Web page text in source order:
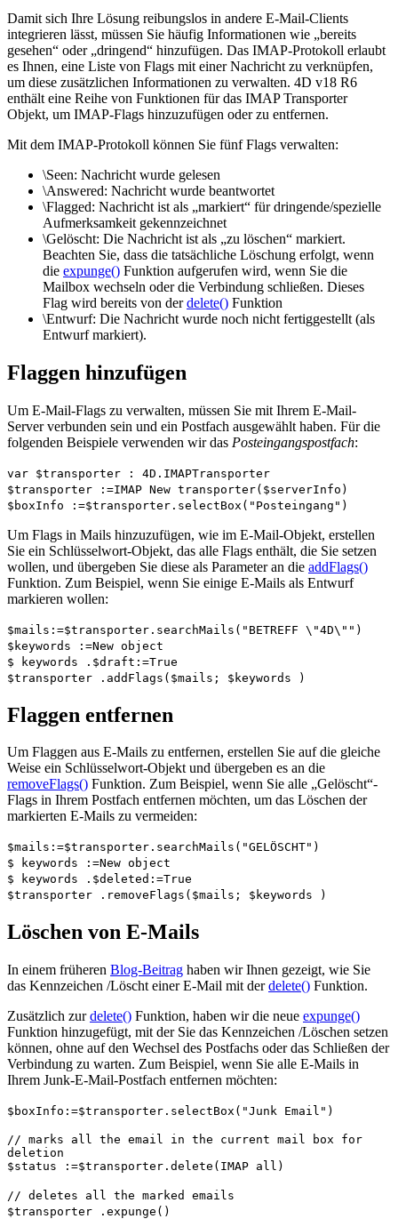
Damit sich Ihre Lösung reibungslos in andere E-Mail-Clients
integrieren lässt, müssen Sie häufig Informationen wie „bereits
gesehen“ oder „dringend“ hinzufügen. Das IMAP-Protokoll erlaubt
es Ihnen, eine Liste von Flags mit einer Nachricht zu verknüpfen,
um diese zusätzlichen Informationen zu verwalten. 4D v18 R6
enthält eine Reihe von Funktionen für das IMAP Transporter
Objekt, um IMAP-Flags hinzuzufügen oder zu entfernen.
Mit dem IMAP-Protokoll können Sie fünf Flags verwalten:
\Seen: Nachricht wurde gelesen
\Answered: Nachricht wurde beantwortet
\Flagged: Nachricht ist als „markiert“ für dringende/spezielle
Aufmerksamkeit gekennzeichnet
\Gelöscht: Die Nachricht ist als „zu löschen“ markiert.
Beachten Sie, dass die tatsächliche Löschung erfolgt, wenn
die expunge() Funktion aufgerufen wird, wenn Sie die
Mailbox wechseln oder die Verbindung schließen. Dieses
Flag wird bereits von derdelete() Funktion
\Entwurf: Die Nachricht wurde noch nicht fertiggestellt (als
Entwurf markiert).
Flaggen hinzufügen
Um E-Mail-Flags zu verwalten, müssen Sie mit Ihrem E-Mail-
Server verbunden sein und ein Postfach ausgewählt haben. Für die
folgenden Beispiele verwenden wir das Posteingangspostfach:
var $transporter : 4D . IMAPTransporter
$transporter :=IMAP New transporter( $serverInfo )
$boxInfo :=$transporter . selectBox ("Posteingang")
Um Flags in Mails hinzuzufügen, wie im E-Mail-Objekt, erstellen
Sie ein Schlüsselwort-Objekt, das alle Flags enthält, die Sie setzen
wollen, und übergeben Sie diese als Parameter an die addFlags()
Funktion. Zum Beispiel, wenn Sie einige E-Mails als Entwurf
markieren wollen:
$mails :=$transporter . searchMails ("BETREFF \"4D\"")
$keywords :=New object
$
keywords . $draft :=True
$transporter . addFlags ( $mails ; $ keywords )
Flaggen entfernen
Um Flaggen aus E-Mails zu entfernen, erstellen Sie auf die gleiche
Weise ein Schlüsselwort-Objekt und übergeben es an die
removeFlags() Funktion. Zum Beispiel, wenn Sie alle „Gelöscht“-
Flags in Ihrem Postfach entfernen möchten, um das Löschen der
markierten E-Mails zu vermeiden:
$mails :=$transporter . searchMails ("GELÖSCHT")
$
keywords :=New object
$
keywords . $deleted :=True
$transporter . removeFlags ( $mails ; $ keywords )
Löschen von E-Mails
In einem früheren Blog-Beitrag haben wir Ihnen gezeigt, wie Sie
das Kennzeichen /Löscht einer E-Mail mit derdelete() Funktion.
Zusätzlich zurdelete() Funktion, haben wir die neue expunge()
Funktion hinzugefügt, mit der Sie das Kennzeichen /Löschen setzen
können, ohne auf den Wechsel des Postfachs oder das Schließen der
Verbindung zu warten. Zum Beispiel, wenn Sie alle E-Mails in
Ihrem Junk-E-Mail-Postfach entfernen möchten:
$boxInfo :=$transporter . selectBox ("Junk Email")
// marks all the email in the current mail box for
deletion
$status :=$transporter . delete ( IMAP all )
// deletes all the marked emails
$transporter . expunge ()